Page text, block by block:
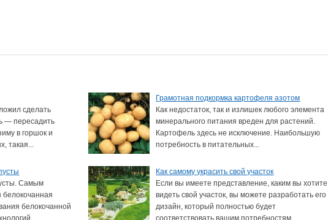
сделать
— пересадить
в горшок и
такая...
Грамотная подкормка картофеля азотом
Как недостаток, так и излишек любого элемента
минерального питания вреден для растений.
Картофель здесь не исключение. Наибольшую
потребность в питательных...
Самым
белокочанной
Как самому украсить свой участок
Если вы имеете представление, каким вы хотите
видеть свой участок, вы можете разработать его
дизайн, который полностью будет
соответствовать вашим потребностям...